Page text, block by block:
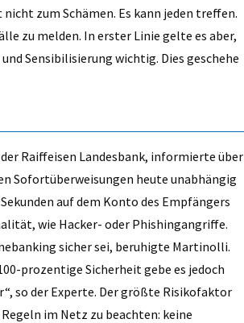
zum Schämen. Es kann jeden treffen.
zu melden. In erster Linie gelte es aber,
Sensibilisierung wichtig. Dies geschehe
Raiffeisen Landesbank, informierte über
Sofortüberweisungen heute unabhängig
auf dem Konto des Empfängers
wie Hacker- oder Phishingangriffe.
sicher sei, beruhigte Martinolli.
prozentige Sicherheit gebe es jedoch
so der Experte. Der größte Risikofaktor
im Netz zu beachten: keine